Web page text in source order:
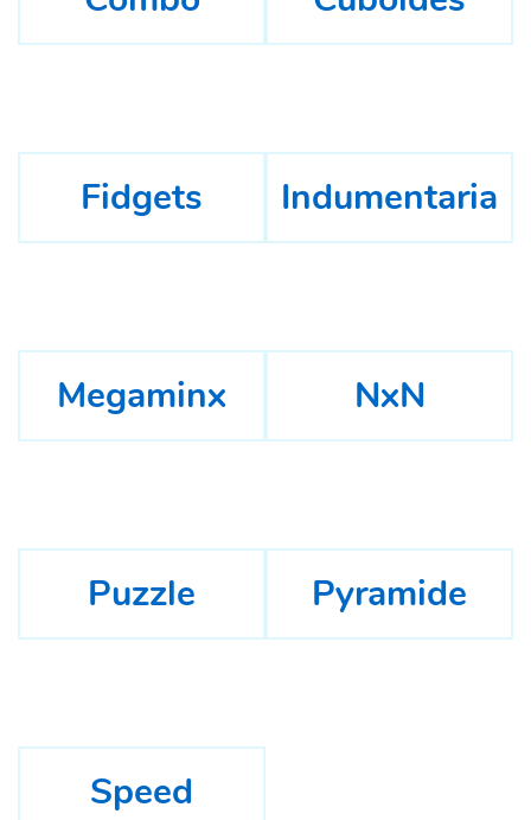
Fidgets Indumentaria
Megaminx NxN
Puzzle Pyramide
Speed